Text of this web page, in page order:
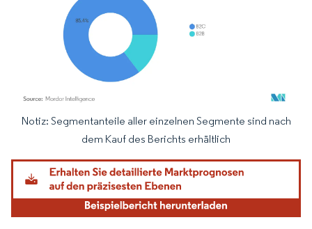
Bild © Mordor Intelligence. Wiederverwendung erfordert Namensnennung
Notiz: Segmentanteile aller einzelnen Segmente sind nach
dem Kauf des Berichts erhältlich